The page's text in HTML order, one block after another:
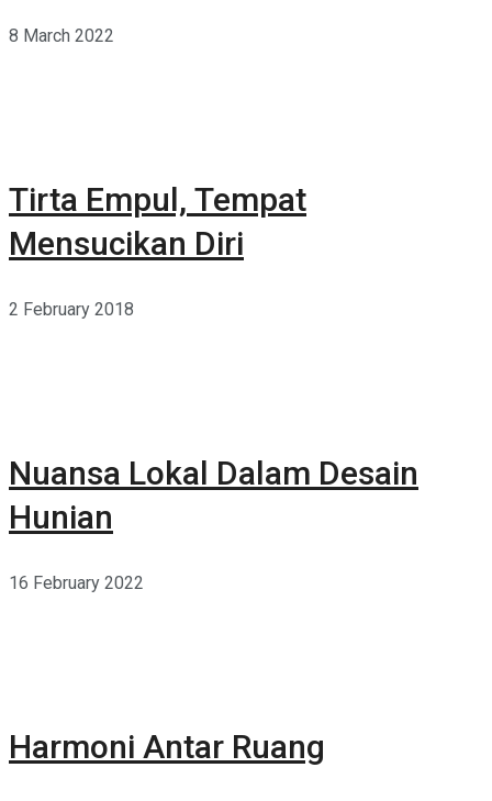
8 March 2022
Tirta Empul, Tempat
Mensucikan Diri
2 February 2018
Nuansa Lokal Dalam Desain
Hunian
16 February 2022
Harmoni Antar Ruang